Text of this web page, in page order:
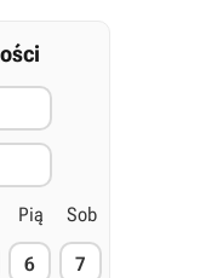
Pią Sob
6 7